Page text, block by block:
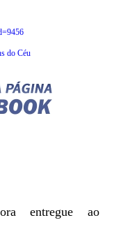
do Céu
entregue ao